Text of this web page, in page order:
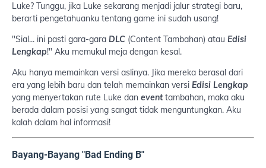
Luke? Tunggu, jika Luke sekarang menjadi jalur strategi baru,
berarti pengetahuanku tentang game ini sudah usang!
"Sial... ini pasti gara-gara DLC (Content Tambahan) atau Edisi
Lengkap!" Aku memukul meja dengan kesal.
Aku hanya memainkan versi aslinya. Jika mereka berasal dari
era yang lebih baru dan telah memainkan versi Edisi Lengkap
yang menyertakan rute Luke dan eventtambahan, maka aku
berada dalam posisi yang sangat tidak menguntungkan. Aku
kalah dalam hal informasi!
Bayang-Bayang "Bad Ending B"